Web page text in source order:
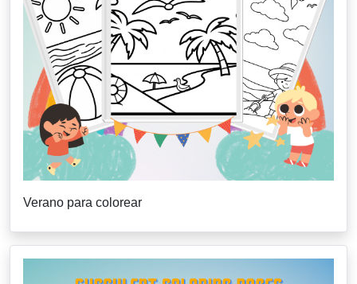
Verano para colorear